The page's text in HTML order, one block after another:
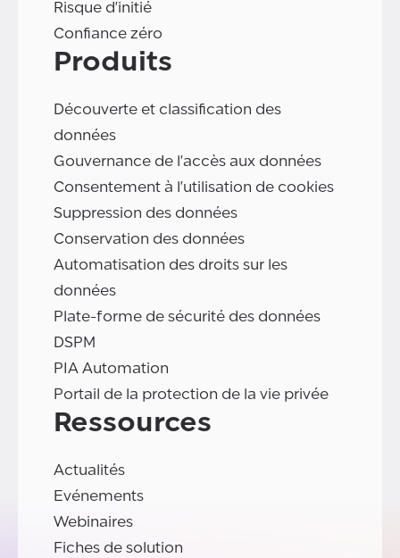
Risque d'initié
Confiance zéro
Produits
Découverte et classification des
données
Gouvernance de l'accès aux données
Consentement à l'utilisation de cookies
Suppression des données
Conservation des données
Automatisation des droits sur les
données
Plate-forme de sécurité des données
DSPM
PIA Automation
Portail de la protection de la vie privée
Ressources
Actualités
Evénements
Webinaires
Fiches de solution